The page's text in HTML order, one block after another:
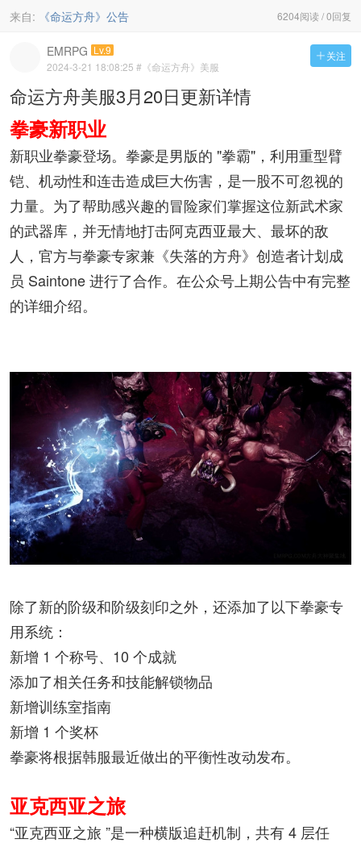
6204阅读 / 0回复
来自: 《命运方舟》公告
 关注
EMRPG Lv.9
2024-3-21 18:08:25 #《命运方舟》美服
命运方舟美服3月20日更新详情
拳豪新职业
新职业拳豪登场。拳豪是男版的 "拳霸"，利用重型臂
铠、机动性和连击造成巨大伤害，是一股不可忽视的
力量。为了帮助感兴趣的冒险家们掌握这位新武术家
的武器库，并无情地打击阿克西亚最大、最坏的敌
人，官方与拳豪专家兼《失落的方舟》创造者计划成
员 Saintone 进行了合作。在公众号上期公告中有完整
的详细介绍。
除了新的阶级和阶级刻印之外，还添加了以下拳豪专
用系统：
新增 1 个称号、10 个成就
添加了相关任务和技能解锁物品
新增训练室指南
新增 1 个奖杯
拳豪将根据韩服最近做出的平衡性改动发布。
亚克西亚之旅
“亚克西亚之旅 ”是一种横版追赶机制，共有 4 层任